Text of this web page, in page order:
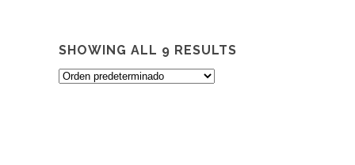
SHOWING ALL 9 RESULTS